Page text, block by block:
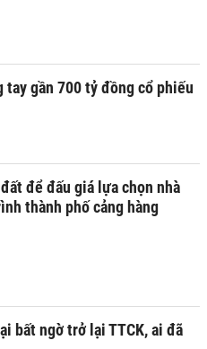
tay gần 700 tỷ đồng cổ phiếu
để đấu giá lựa chọn nhà
thành phố cảng hàng
bất ngờ trở lại TTCK, ai đã